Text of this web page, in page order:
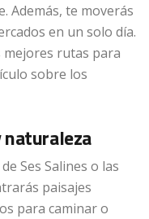
Además, te moverás
en un solo día.
rutas para
sobre los
naturaleza
Ses Salines o las
paisajes
para caminar o